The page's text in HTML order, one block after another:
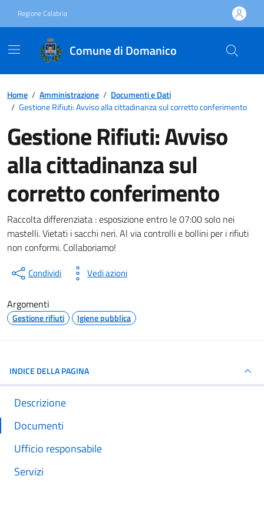
Regione Calabria
Comune di Domanico
Home / Amministrazione / Documenti e Dati
/ Gestione Rifiuti: Avviso alla cittadinanza sul corretto conferimento
Gestione Rifiuti: Avviso
alla cittadinanza sul
corretto conferimento
Dettagli del documento
Raccolta differenziata : esposizione entro le 07:00 solo nei
mastelli. Vietati i sacchi neri. Al via controlli e bollini per i rifiuti
non conformi. Collaboriamo!
Condividi Vedi azioni
Argomenti
Gestione rifiuti Igiene pubblica
INDICE DELLA PAGINA
Descrizione
Documenti
Ufficio responsabile
Servizi